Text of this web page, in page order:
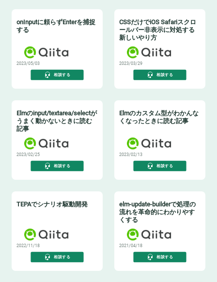
onInputに頼らずEnterを捕捉
する
2023/05/03
相談する
CSSだけでiOS Safariスクロ
ールバー非表示に対処する
新しいやり方
2023/03/29
相談する
Elmのinput/textarea/selectが
うまく動かないときに読む
記事
2023/02/25
相談する
Elmのカスタム型がわかんな
くなったときに読む記事
2023/02/13
相談する
TEPAでシナリオ駆動開発
2022/11/18
相談する
elm-update-builderで処理の
流れを革命的にわかりやす
くする
2021/04/18
相談する